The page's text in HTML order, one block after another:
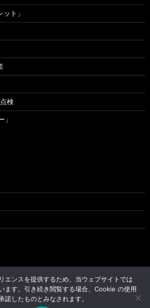
ト」
検
」
All rights reserved.
エンスを提供するため、当ウェブサイトでは
ます。引き続き閲覧する場合、Cookie の使用
諾したものとみなされます。